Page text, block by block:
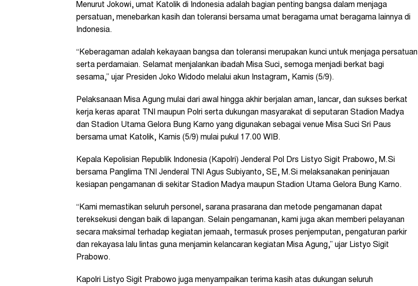
Menurut Jokowi, umat Katolik di Indonesia adalah bagian penting bangsa dalam menjaga
persatuan, menebarkan kasih dan toleransi bersama umat beragama umat beragama lainnya di
Indonesia.
“Keberagaman adalah kekayaan bangsa dan toleransi merupakan kunci untuk menjaga persatuan
serta perdamaian. Selamat menjalankan ibadah Misa Suci, semoga menjadi berkat bagi
sesama,” ujar Presiden Joko Widodo melalui akun Instagram, Kamis (5/9).
Pelaksanaan Misa Agung mulai dari awal hingga akhir berjalan aman, lancar, dan sukses berkat
kerja keras aparat TNI maupun Polri serta dukungan masyarakat di seputaran Stadion Madya
dan Stadion Utama Gelora Bung Karno yang digunakan sebagai venue Misa Suci Sri Paus
bersama umat Katolik, Kamis (5/9) mulai pukul 17.00 WIB.
Kepala Kepolisian Republik Indonesia (Kapolri) Jenderal Pol Drs Listyo Sigit Prabowo, M.Si
bersama Panglima TNI Jenderal TNI Agus Subiyanto, SE, M.Si melaksanakan peninjauan
kesiapan pengamanan di sekitar Stadion Madya maupun Stadion Utama Gelora Bung Karno.
“Kami memastikan seluruh personel, sarana prasarana dan metode pengamanan dapat
tereksekusi dengan baik di lapangan. Selain pengamanan, kami juga akan memberi pelayanan
secara maksimal terhadap kegiatan jemaah, termasuk proses penjemputan, pengaturan parkir
dan rekayasa lalu lintas guna menjamin kelancaran kegiatan Misa Agung,” ujar Listyo Sigit
Prabowo.
Kapolri Listyo Sigit Prabowo juga menyampaikan terima kasih atas dukungan seluruh